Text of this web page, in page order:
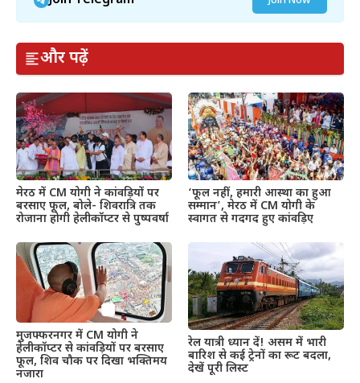
और पढ़ें
मेरठ में CM योगी ने कांवड़ियों पर
बरसाए फूल, बोले- शिवरात्रि तक
रोजाना होगी हेलीकॉप्टर से पुष्पवर्षा
‘फूल नहीं, हमारी आस्था का हुआ
सम्मान’, मेरठ में CM योगी के
स्वागत से गदगद हुए कांवड़िए
मुजफ्फरनगर में CM योगी ने
हेलीकॉप्टर से कांवड़ियों पर बरसाए
फूल, शिव चौक पर दिखा भक्तिमय
नजारा
रेल यात्री ध्यान दें! असम में भारी
बारिश से कई ट्रेनों का रूट बदला,
देखें पूरी लिस्ट